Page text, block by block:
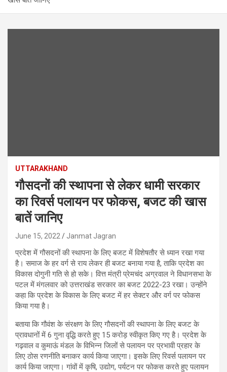
UTTARAKHAND
गौसदनों की स्थापना से लेकर धामी सरकार
का रिवर्स पलायन पर फोकस, बजट की खास
बातें जानिए
June 15, 2022 Janmat Jagran
प्रदेश में गौसदनों की स्थापना के लिए बजट में विशेषतौर से ध्यान रखा गया
है। समाज के हर वर्ग से राय लेकर ही बजट बनाया गया है, ताकि प्रदेश का
विकास दोगुनी गति से हो सके। वित्त मंत्री प्रेमचंद अग्रवाल ने विधानसभा के
पटल में मंगलवार को उत्तराखंड सरकार का बजट 2022-23 रखा। उन्होंने
कहा कि प्रदेश के विकास के लिए बजट में हर सेक्टर और वर्ग पर फोकस
किया गया है।
बताया कि गौवंश के संरक्षण के लिए गौसदनाें की स्थापना के लिए बजट के
प्रावधानों में 6 गुना वृद्धि करते हुए 15 करोड़ स्वीकृत किए गए है। प्रदेश के
गढ़वाल व कुमाऊं मंडल के विभिन्न जिलों से पलायन पर प्रभावी प्रहार के
लिए ठोस रणनीति बनाकर कार्य किया जाएगा। इसके लिए रिवर्स पलायन पर
कार्य किया जाएगा। गांवों में कृषि, उद्योग, पर्यटन पर फोकस करते हुए पलायन